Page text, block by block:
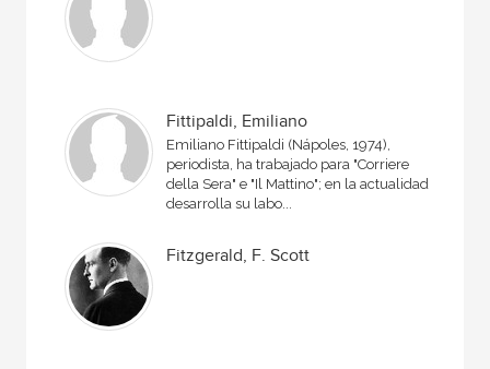
Fittipaldi, Emiliano
Emiliano Fittipaldi (Nápoles, 1974),
periodista, ha trabajado para "Corriere
della Sera" e "Il Mattino"; en la actualidad
desarrolla su labo...
Fitzgerald, F. Scott